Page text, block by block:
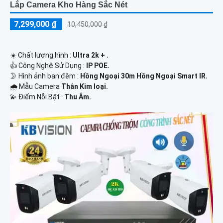
Lắp Camera Kho Hàng Sắc Nét
7,299,000 ₫ 10,450,000 ₫
☀️ Chất lượng hình : Ultra 2k + .
👍 Công Nghệ Sử Dụng :
IP POE.
🌛 Hình ảnh ban đêm : Hồng Ngoại 30m Hồng Ngoại Smart IR.
🌧️ Mẫu Camera Thân Kim loại.
️💫 Điểm Nỗi Bật : Thu Âm.